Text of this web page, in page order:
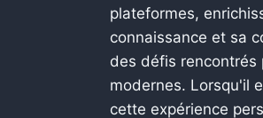
plateformes,
connaissance et sa
des défis rencontrés
modernes. Lorsqu'il
cette expérience